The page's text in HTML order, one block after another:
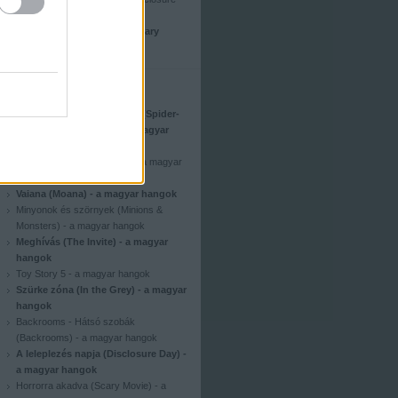
Day)
Kritika: Horrorra akadva (Scary
Pókember - Vadonatúj nap (Spider-
Man: Brand New Day) - a magyar
Odüsszeia (The Odyssey) - a magyar
Vaiana (Moana) - a magyar hangok
Minyonok és szörnyek (Minions &
Monsters) - a magyar hangok
Meghívás (The Invite) - a magyar
hangok
Toy Story 5 - a magyar hangok
Szürke zóna (In the Grey) - a magyar
hangok
Backrooms - Hátsó szobák
(Backrooms) - a magyar hangok
A leleplezés napja (Disclosure Day) -
a magyar hangok
Horrorra akadva (Scary Movie) - a